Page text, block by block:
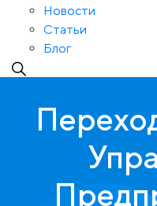
Новости
Статьи
Блог